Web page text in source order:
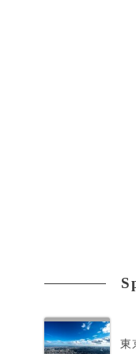
東